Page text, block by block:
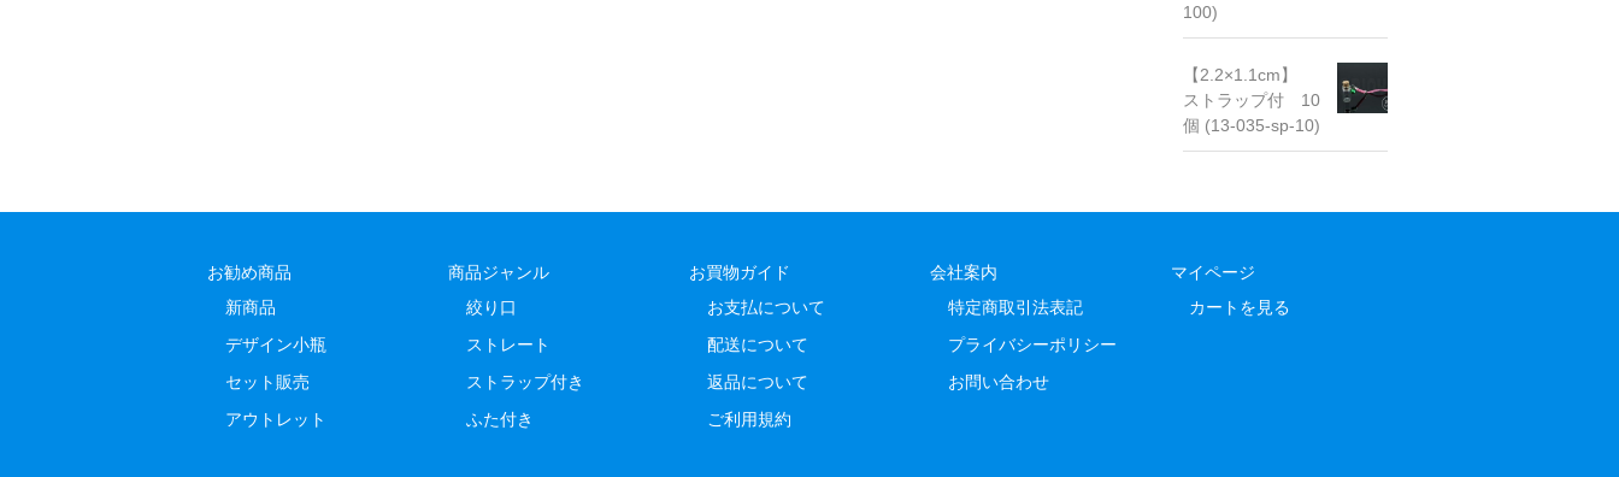
100)
【2.2×1.1cm】
ストラップ付 10
個 (13-035-sp-10)
お勧め商品
新商品
デザイン小瓶
セット販売
アウトレット
商品ジャンル
絞り口
ストレート
ストラップ付き
ふた付き
お買物ガイド
お支払について
配送について
返品について
ご利用規約
会社案内
特定商取引法表記
プライバシーポリシー
お問い合わせ
マイページ
カートを見る